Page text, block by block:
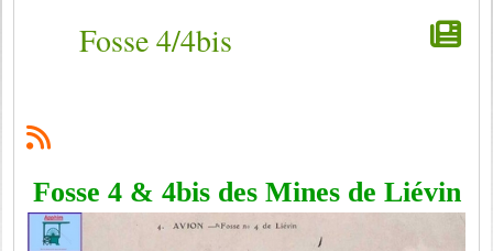
Fosse 4/4bis
Fosse 4 & 4bis des Mines de Liévin